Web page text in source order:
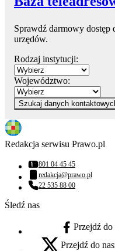
Sprawdź darmowy dostęp
urzędów.
Rodzaj instytucji:
Województwo:
Szukaj danych
Redakcja serwisu Prawo.pl
Numer telefonu:
801 04 45 45
Adres email:
redakcja@prawo.pl
Numer telefonu:
22 535 88 00
Śledź nas
facebook - otwiera
Przejdź do
Przejdź do